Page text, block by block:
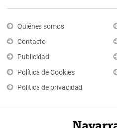
Quiénes somos
Contacto
Publicidad
Política de Cookies
Política de privacidad